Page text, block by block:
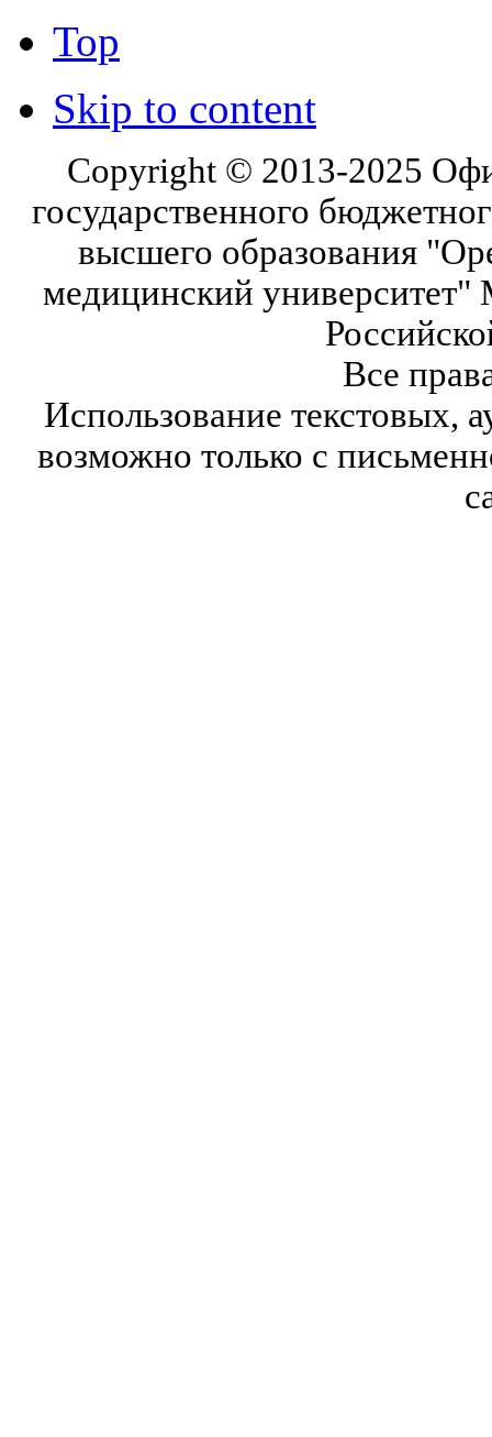
Top
Skip to content
Copyright © 2013-2025
государственного
высшего образования
медицинский университет"
Все
Использование текстовых,
возможно только с